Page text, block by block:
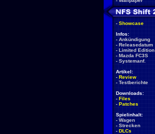
- Showcase
Infos:
- Ankündigung
- Releasedatum
- Limited Edition
- Mazda FC3S
- Systemanf.
Artikel:
- Review
- Testberichte
Downloads:
- Files
- Patches
Spielinhalt:
- Wagen
- Strecken
- DLCs